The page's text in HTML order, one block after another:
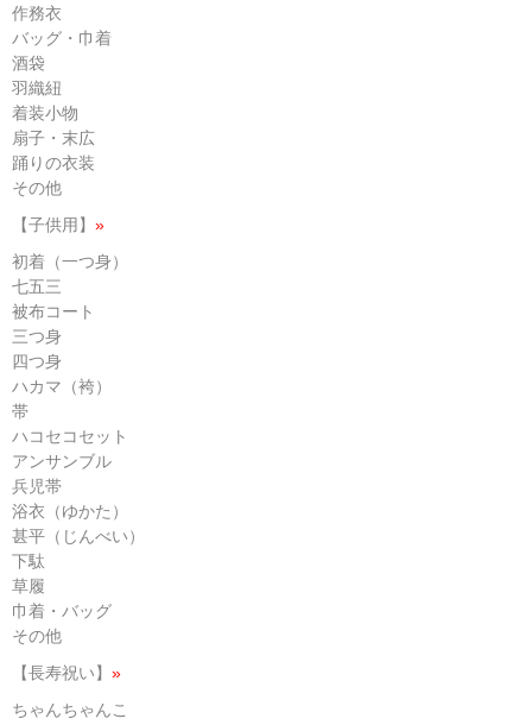
作務衣
バッグ・巾着
酒袋
羽織紐
着装小物
扇子・末広
踊りの衣装
その他
【子供用】 »
初着（一つ身）
七五三
被布コート
三つ身
四つ身
ハカマ（袴）
帯
ハコセコセット
アンサンブル
兵児帯
浴衣（ゆかた）
甚平（じんべい）
下駄
草履
巾着・バッグ
その他
【長寿祝い】 »
ちゃんちゃんこ